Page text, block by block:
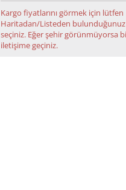
Kargo fiyatlarını görmek için lütfen
Haritadan/Listeden
seçiniz. Eğer şehir görünmüyorsa
iletişime geçiniz.